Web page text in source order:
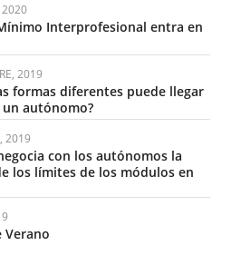
2020
Interprofesional entra en
2019
formas diferentes puede llegar
autónomo?
2019
con los autónomos la
los límites de los módulos en
Verano